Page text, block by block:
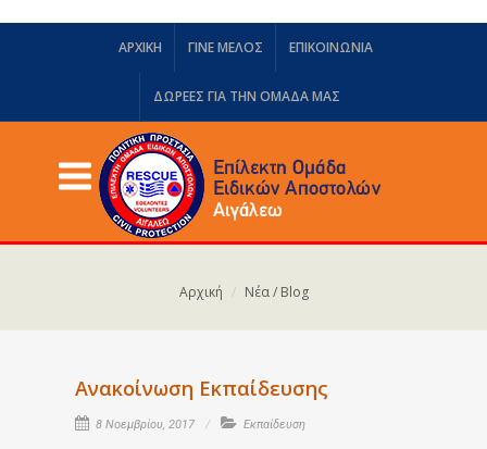
ΑΡΧΙΚΗ ΓΙΝΕ ΜΕΛΟΣ ΕΠΙΚΟΙΝΩΝΙΑ
ΔΩΡΕΈΣ ΓΙΑ ΤΗΝ ΟΜΆΔΑ ΜΑΣ
Αρχική Νέα / Blog
Ανακοίνωση Εκπαίδευσης
8 Νοεμβρίου, 2017 Εκπαίδευση